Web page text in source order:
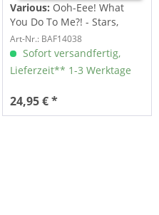
Various: Ooh-Eee! What
You Do To Me?! - Stars,
Inc....
Art-Nr.: BAF14038
Sofort versandfertig,
Lieferzeit** 1-3 Werktage
24,95 € *